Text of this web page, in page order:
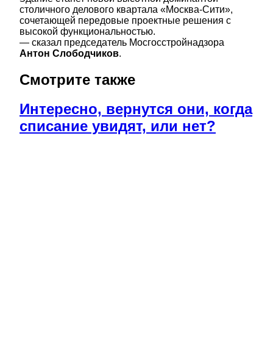
столичного делового квартала «Москва-Сити»,
сочетающей передовые проектные решения с
высокой функциональностью.
— сказал председатель Мосгосстройнадзора
Антон Слободчиков.
Смотрите также
Интересно, вернутся они, когда
списание увидят, или нет?